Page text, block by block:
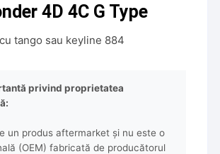
4D 4C G Type
tango sau keyline 884
privind proprietatea
un produs aftermarket și nu este o
(OEM) fabricată de producătorul